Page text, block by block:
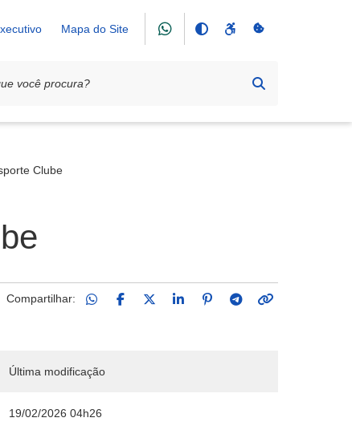
Mapa do Site
Clube
Compartilhar:
Última modificação
19/02/2026 04h26